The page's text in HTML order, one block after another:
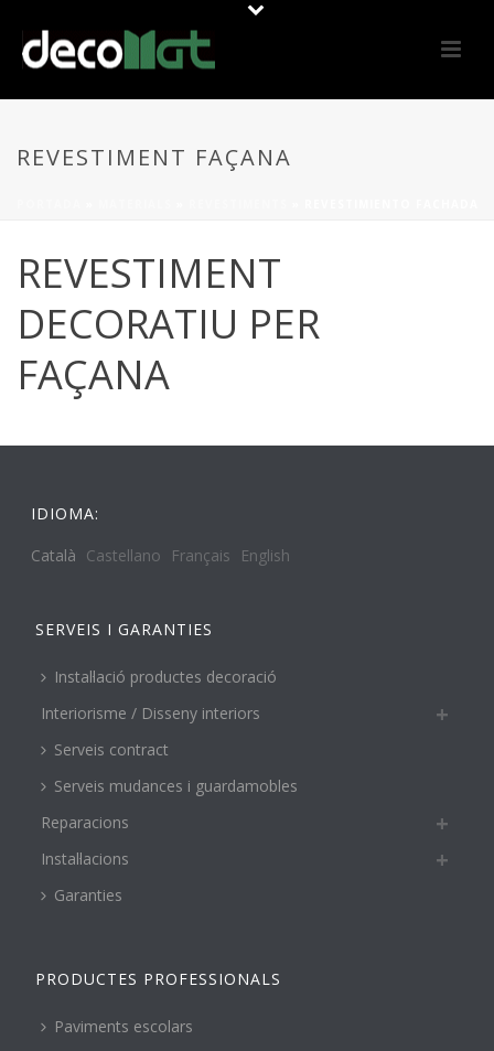
REVESTIMENT FAÇANA
REVESTIMENT
DECORATIU PER
FAÇANA
IDIOMA:
Català Castellano Français English
SERVEIS I GARANTIES
Instal·lació productes decoració
Interiorisme / Disseny interiors
Serveis contract
Serveis mudances i guardamobles
Reparacions
Instal·lacions
Garanties
PRODUCTES PROFESSIONALS
Paviments escolars